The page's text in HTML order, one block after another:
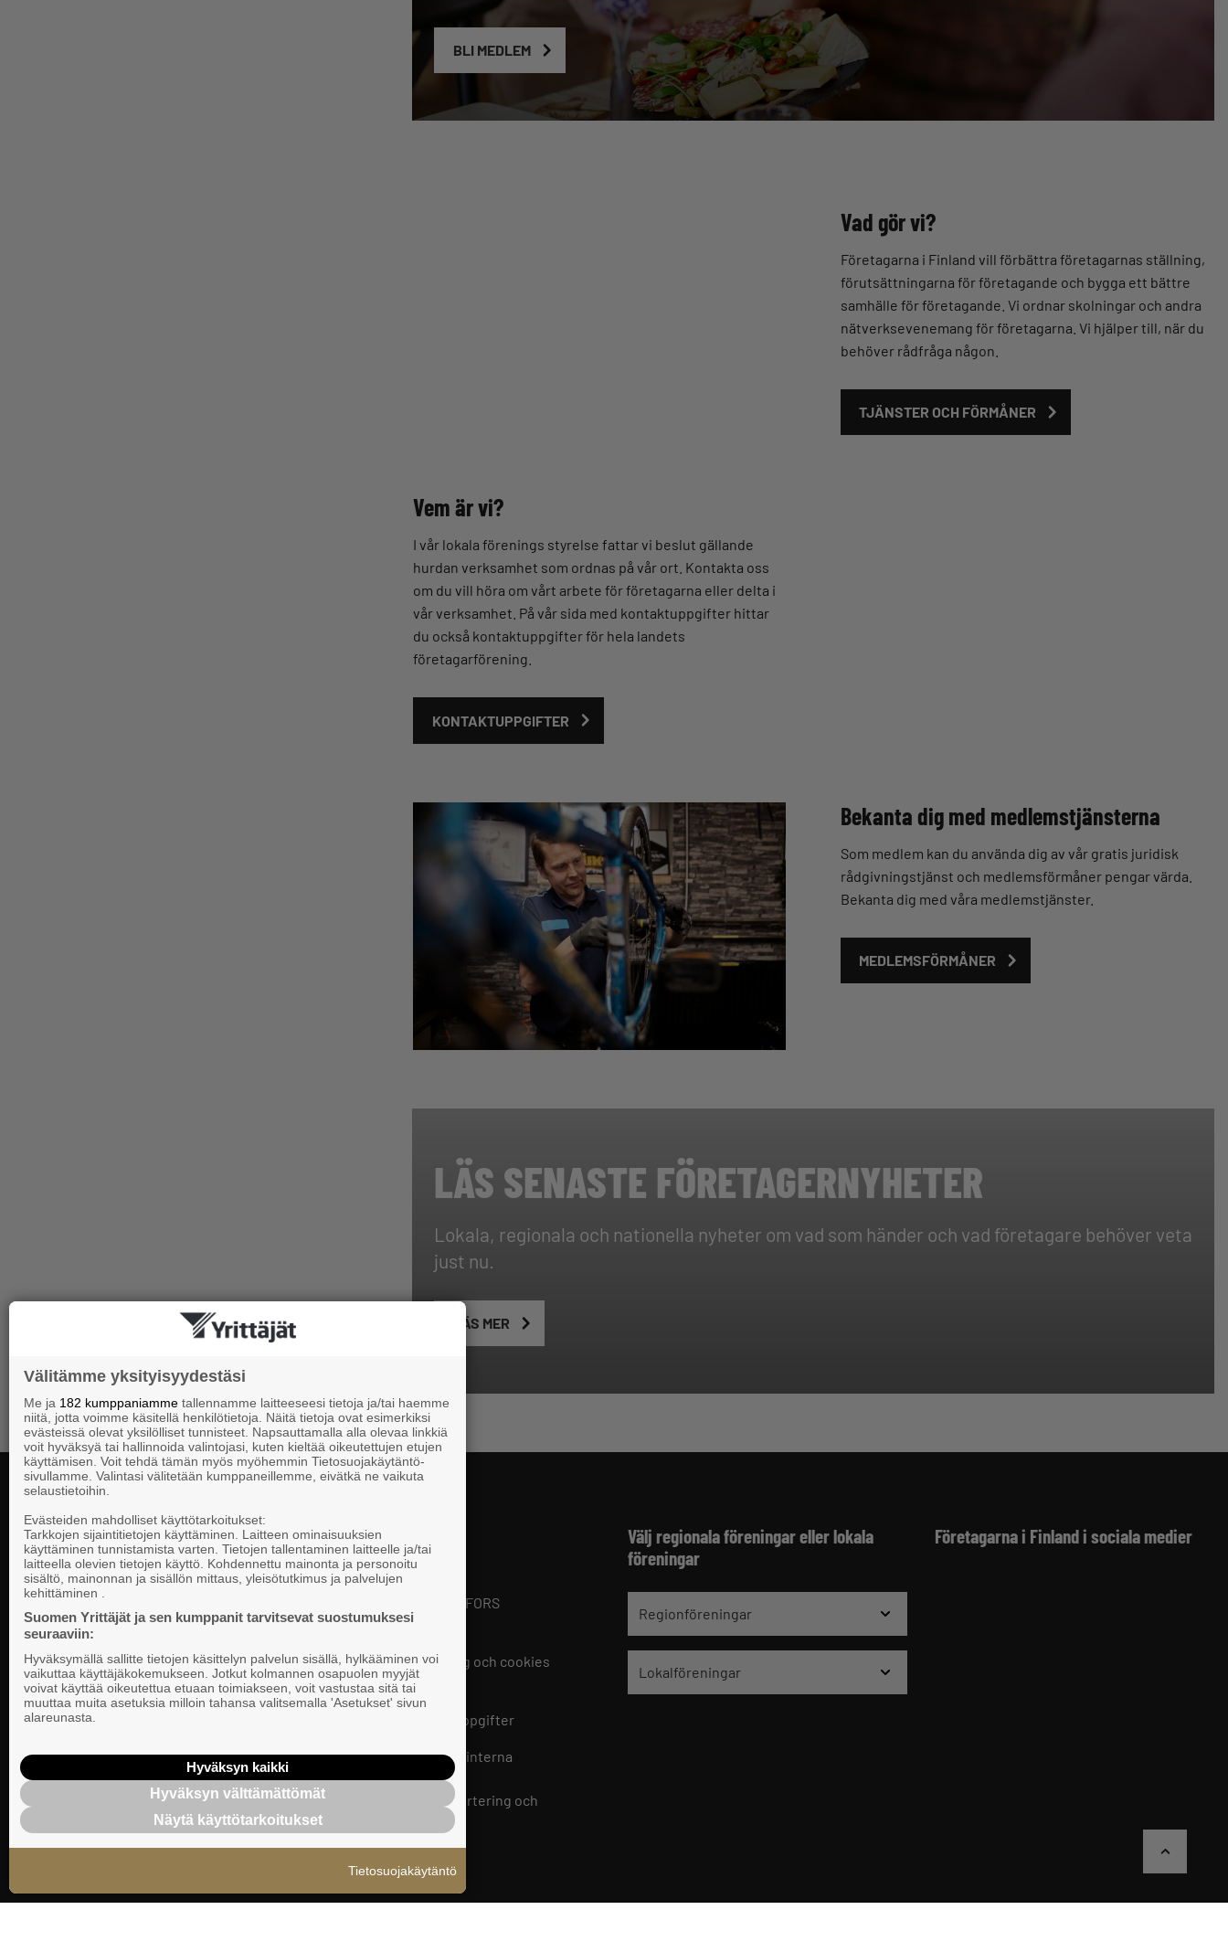
BLI MEDLEM
Vad gör vi?
Företagarna i Finland vill förbättra företagarnas ställning,
förutsättningarna för företagande och bygga ett bättre
samhälle för företagande. Vi ordnar skolningar och andra
nätverksevenemang för företagarna. Vi hjälper till, när du
behöver rådfråga någon.
TJÄNSTER OCH FÖRMÅNER
Vem är vi?
I vår lokala förenings styrelse fattar vi beslut gällande
hurdan verksamhet som ordnas på vår ort. Kontakta oss
om du vill höra om vårt arbete för företagarna eller delta i
vår verksamhet. På vår sida med kontaktuppgifter hittar
du också kontaktuppgifter för hela landets
företagarförening.
KONTAKTUPPGIFTER
Bekanta dig med medlemstjänsterna
Som medlem kan du använda dig av vår gratis juridisk
rådgivningstjänst och medlemsförmåner pengar värda.
Bekanta dig med våra medlemstjänster.
MEDLEMSFÖRMÅNER
LÄS SENASTE FÖRETAGERNYHETER
Lokala, regionala och nationella nyheter om vad som händer och vad företagare behöver veta
just nu.
LÄS MER
Riksomfattande, regional och lokal
påverkan för SMF-företag.
Kontaktuppgifter
Företagarna i Finland
PB 999, 00101 HELSINGFORS
telefon 09 229 221
Dataskyddsbeskrivning och cookies
Cookie-inställningar
Personalens kontaktuppgifter
Företagarna i Finlands interna
rapporteringskanal
Instruktioner för rapportering och
dataskydd
Välj regionala föreningar eller lokala
föreningar
Regionföreningar
Lokalföreningar
Företagarna i Finland i sociala medier
Välitämme yksityisyydestäsi
Me ja 182 kumppaniamme tallennamme laitteeseesi tietoja ja/tai haemme
niitä, jotta voimme käsitellä henkilötietoja. Näitä tietoja ovat esimerkiksi
evästeissä olevat yksilölliset tunnisteet. Napsauttamalla alla olevaa linkkiä
voit hyväksyä tai hallinnoida valintojasi, kuten kieltää oikeutettujen etujen
käyttämisen. Voit tehdä tämän myös myöhemmin Tietosuojakäytäntö-
sivullamme. Valintasi välitetään kumppaneillemme, eivätkä ne vaikuta
selaustietoihin.
Evästeiden mahdolliset käyttötarkoitukset:
Tarkkojen sijaintitietojen käyttäminen. Laitteen ominaisuuksien
käyttäminen tunnistamista varten. Tietojen tallentaminen laitteelle ja/tai
laitteella olevien tietojen käyttö. Kohdennettu mainonta ja personoitu
sisältö, mainonnan ja sisällön mittaus, yleisötutkimus ja palvelujen
kehittäminen .
Suomen Yrittäjät ja sen kumppanit tarvitsevat suostumuksesi
seuraaviin:
Hyväksymällä sallitte tietojen käsittelyn palvelun sisällä, hylkääminen voi
vaikuttaa käyttäjäkokemukseen. Jotkut kolmannen osapuolen myyjät
voivat käyttää oikeutettua etuaan toimiakseen, voit vastustaa sitä tai
muuttaa muita asetuksia milloin tahansa valitsemalla 'Asetukset' sivun
alareunasta.
Hyväksyn kaikki
Hyväksyn välttämättömät
Näytä käyttötarkoitukset
Tietosuojakäytäntö